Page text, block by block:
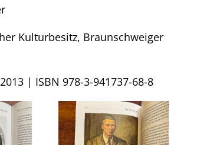
Kulturbesitz, Braunschweiger
| ISBN 978-3-941737-68-8